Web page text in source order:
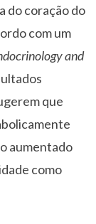
do coração do
com um
and
que
aumentado
como